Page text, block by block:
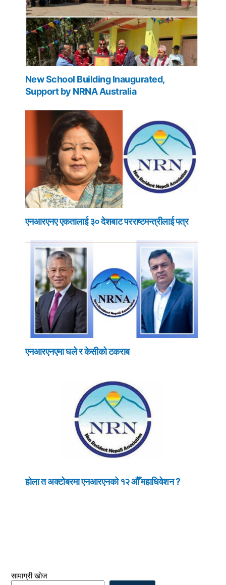
New School Building Inaugurated,
Support by NRNA Australia
एनआरएनए एकतालाई ३० देशबाट परराष्टमन्त्रीलाई पत्र
एनआरएनएमा घले र केसीको टकराब
होला त अक्टोबरमा एनआरएनको १२ औँ महाधिवेशन ?
सामाग्री खोज